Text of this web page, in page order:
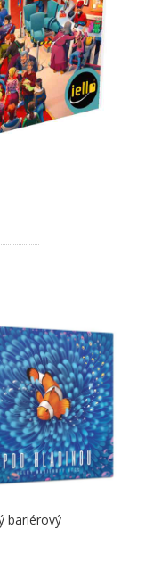
bariérový